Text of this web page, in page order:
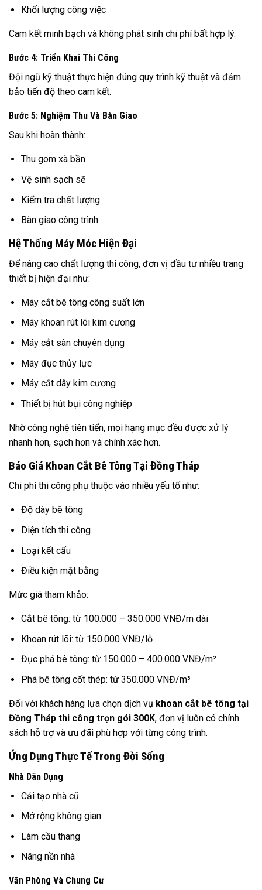
Khối lượng công việc
Cam kết minh bạch và không phát sinh chi phí bất hợp lý.
Bước 4: Triển Khai Thi Công
Đội ngũ kỹ thuật thực hiện đúng quy trình kỹ thuật và đảm
bảo tiến độ theo cam kết.
Bước 5: Nghiệm Thu Và Bàn Giao
Sau khi hoàn thành:
Thu gom xà bần
Vệ sinh sạch sẽ
Kiểm tra chất lượng
Bàn giao công trình
Hệ Thống Máy Móc Hiện Đại
Để nâng cao chất lượng thi công, đơn vị đầu tư nhiều trang
thiết bị hiện đại như:
Máy cắt bê tông công suất lớn
Máy khoan rút lõi kim cương
Máy cắt sàn chuyên dụng
Máy đục thủy lực
Máy cắt dây kim cương
Thiết bị hút bụi công nghiệp
Nhờ công nghệ tiên tiến, mọi hạng mục đều được xử lý
nhanh hơn, sạch hơn và chính xác hơn.
Báo Giá Khoan Cắt Bê Tông Tại Đồng Tháp
Chi phí thi công phụ thuộc vào nhiều yếu tố như:
Độ dày bê tông
Diện tích thi công
Loại kết cấu
Điều kiện mặt bằng
Mức giá tham khảo:
Cắt bê tông: từ 100.000 – 350.000 VNĐ/m dài
Khoan rút lõi: từ 150.000 VNĐ/lỗ
Đục phá bê tông: từ 150.000 – 400.000 VNĐ/m²
Phá bê tông cốt thép: từ 350.000 VNĐ/m³
Đối với khách hàng lựa chọn dịch vụ khoan cắt bê tông tại
Đồng Tháp thi công trọn gói 300K, đơn vị luôn có chính
sách hỗ trợ và ưu đãi phù hợp với từng công trình.
Ứng Dụng Thực Tế Trong Đời Sống
Nhà Dân Dụng
Cải tạo nhà cũ
Mở rộng không gian
Làm cầu thang
Nâng nền nhà
Văn Phòng Và Chung Cư